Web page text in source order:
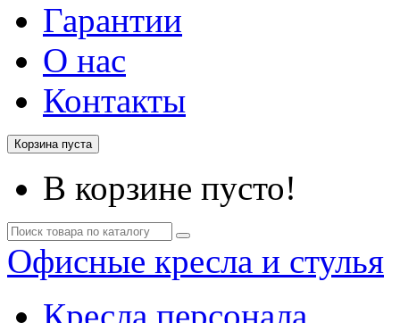
Гарантии
О нас
Контакты
Корзина пуста
В корзине пусто!
Офисные кресла и стулья